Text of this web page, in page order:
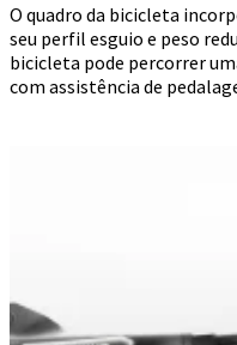
O quadro da bicicleta
seu perfil esguio e peso
bicicleta pode percorrer
com assistência de